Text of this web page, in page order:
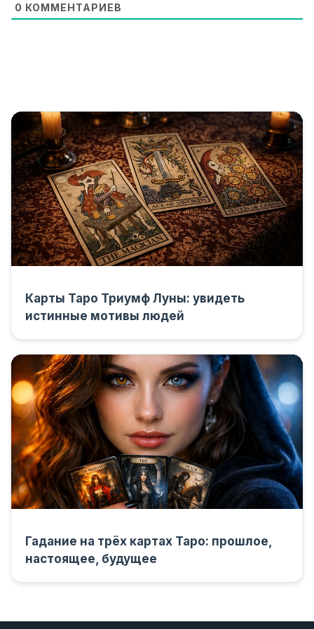
0 КОММЕНТАРИЕВ
Карты Таро Триумф Луны: увидеть
истинные мотивы людей
Гадание на трёх картах Таро: прошлое,
настоящее, будущее